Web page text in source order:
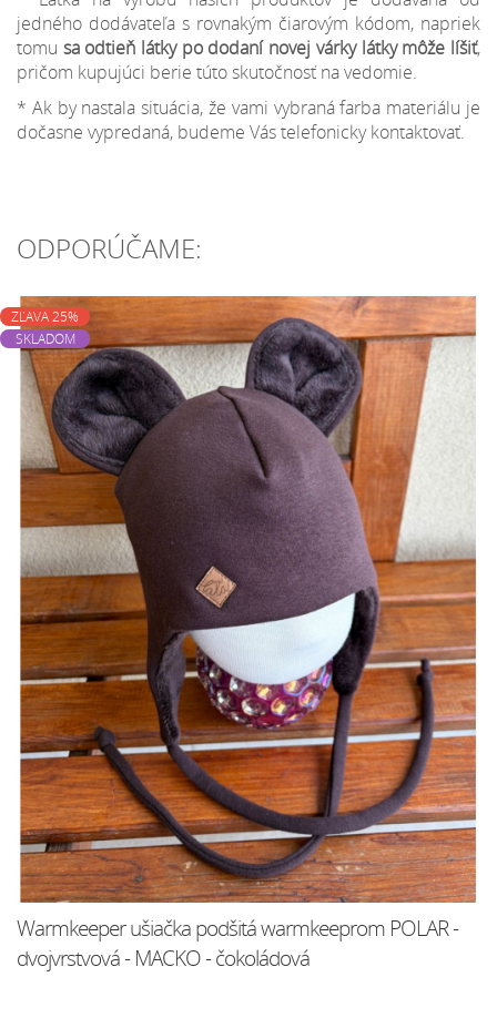
jedného dodávateľa s rovnakým čiarovým kódom, napriek
tomu sa odtieň látky po dodaní novej várky látky môže líšiť,
pričom kupujúci berie túto skutočnosť na vedomie.
* Ak by nastala situácia, že vami vybraná farba materiálu je
dočasne vypredaná, budeme Vás telefonicky kontaktovať.
ODPORÚČAME:
ZĽAVA 25%
SKLADOM
Warmkeeper ušiačka podšitá warmkeeprom POLAR -
dvojvrstvová - MACKO - čokoládová